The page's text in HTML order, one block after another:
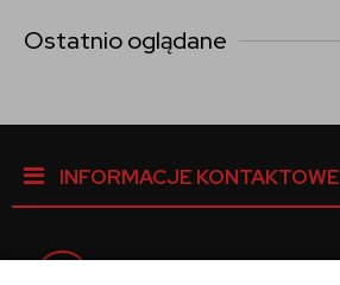
Ostatnio oglądane
INFORMACJE KONTAKTOWE